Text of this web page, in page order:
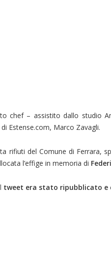
chef – assistito dallo studio
Estense.com, Marco Zavagli.
rifiuti del Comune di Ferrara,
l’effige in memoria di
tweet era stato ripubblicato